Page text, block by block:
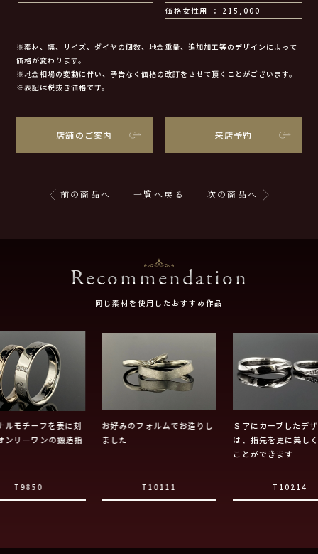
価格女性用
215,000
※素材、幅、サイズ、ダイヤの個数、地金重量、追加加工等のデザインによって
価格が変わります。
※地金相場の変動に伴い、予告なく価格の改訂をさせて頂くことがございます。
※表記は税抜き価格です。
店舗のご案内 来店予約
前の商品へ 一覧へ戻る 次の商品へ
Recommendation
同じ素材を使用したおすすめ作品
ルモチーフを表に刻
ンリーワンの鍛造指
T9850
お好みのフォルムでお造りし
ました
T10111
Ｓ字にカーブしたデ
は、指先を更に美し
ことができます
T10214